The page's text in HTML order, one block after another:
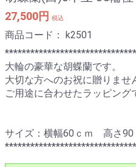
27,500円 税込
商品コード： k2501
大輪の豪華な胡蝶蘭です。
大切な方へのお祝に贈りませ
ご用途に合わせたラッピング
サイズ：横幅60ｃｍ 高さ90